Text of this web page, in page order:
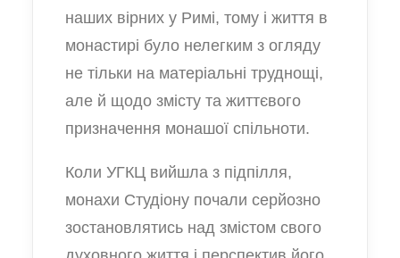
наших вірних у Римі, тому і життя в
монастирі було нелегким з огляду
не тільки на матеріальні труднощі,
але й щодо змісту та життєвого
призначення монашої спільноти.
Коли УГКЦ вийшла з підпілля,
монахи Студіону почали серйозно
зостановлятись над змістом свого